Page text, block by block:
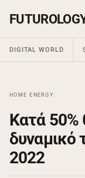
DIGITAL WORLD
HOME ENERGY
Κατά 50%
δυναμικό
2022